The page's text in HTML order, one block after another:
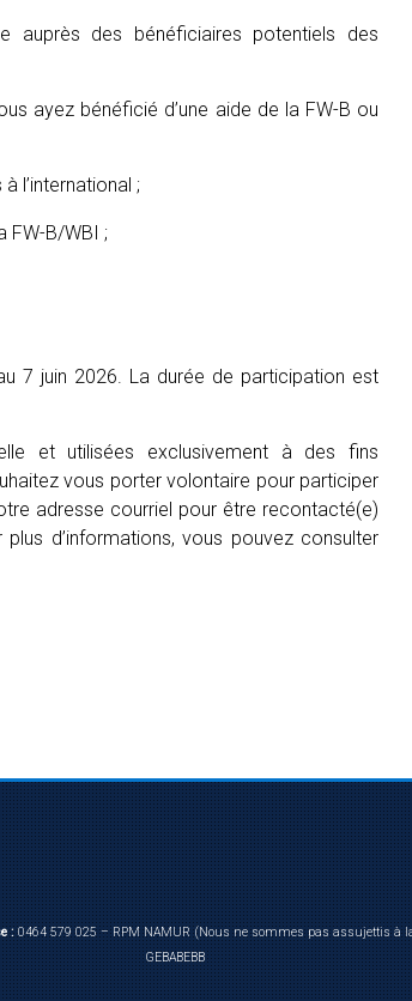
auprès des bénéficiaires potentiels des
ayez bénéficié d’une aide de la FW-B ou
l’international ;
FW-B/WBI ;
7 juin 2026. La durée de participation est
et utilisées exclusivement à des fins
vous porter volontaire pour participer
adresse courriel pour être recontacté(e)
d’informations, vous pouvez consulter
:0464 579 025 – RPM NAMUR (Nous ne sommes pas assujettis à
GEBABEBB